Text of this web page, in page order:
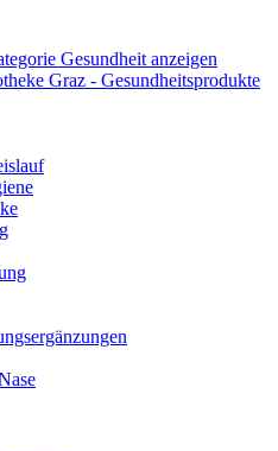
Gesundheit anzeigen